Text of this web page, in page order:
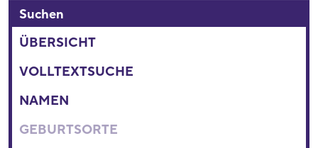
Suchen
ÜBERSICHT
VOLLTEXTSUCHE
NAMEN
GEBURTSORTE